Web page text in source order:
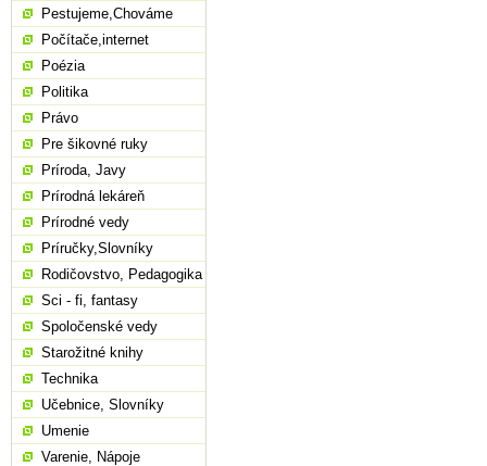
Pestujeme,Chováme
Počítače,internet
Poézia
Politika
Právo
Pre šikovné ruky
Príroda, Javy
Prírodná lekáreň
Prírodné vedy
Príručky,Slovníky
Rodičovstvo, Pedagogika
Sci - fi, fantasy
Spoločenské vedy
Starožitné knihy
Technika
Učebnice, Slovníky
Umenie
Varenie, Nápoje